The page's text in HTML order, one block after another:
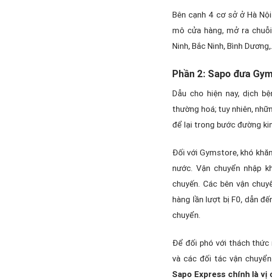
Bên cạnh 4 cơ sở ở Hà
mô cửa hàng, mở ra
Ninh, Bắc Ninh, Bình
Phần 2: Sapo đưa
Dẫu cho hiện nay, dịch
thường hoá; tuy nhiên,
để lại trong bước đường
Đối với Gymstore, khó
nước. Vận chuyển nhập
chuyến. Các bên vận
hàng lần lượt bị F0, dẫn
chuyển.
Để đối phó với thách thức
và các đối tác vận
Sapo Express chính là